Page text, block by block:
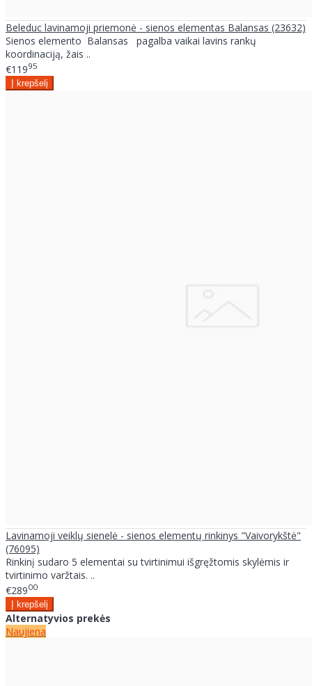
Beleduc lavinamoji priemonė - sienos elementas Balansas (23632)
Sienos elemento Balansas pagalba vaikai lavins rankų
koordinaciją, žais ..
€11995
Lavinamoji veiklų sienelė - sienos elementų rinkinys "Vaivorykštė"
(76095)
Rinkinį sudaro 5 elementai su tvirtinimui išgręžtomis skylėmis ir
tvirtinimo varžtais. ..
€28900
Alternatyvios prekės
Naujiena